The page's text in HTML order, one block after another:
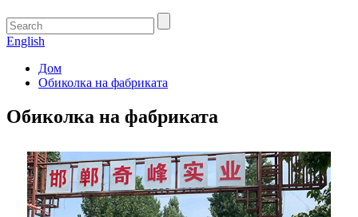
English
Дом
Обиколка на фабриката
Обиколка на фабриката